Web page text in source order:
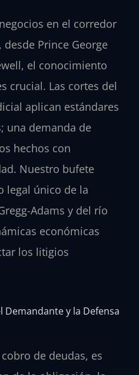
en el corredor
, desde Prince George
, el conocimiento
crucial. Las cortes del
aplican estándares
una demanda de
hechos con
Nuestro bufete
legal único de la
Adams y del río
económicas
los litigios
Demandante y la Defensa
de deudas, es